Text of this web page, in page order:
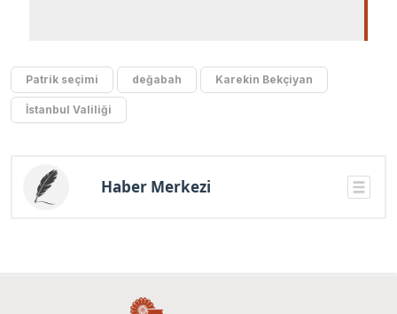
Patrik seçimi değabah Karekin Bekçiyan
İstanbul Valiliği
Haber Merkezi